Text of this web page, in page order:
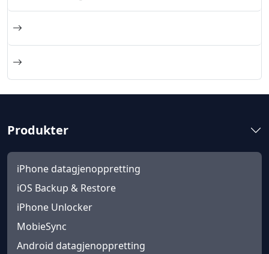
Produkter
iPhone datagjenoppretting
iOS Backup & Restore
iPhone Unlocker
MobieSync
Android datagjenoppretting